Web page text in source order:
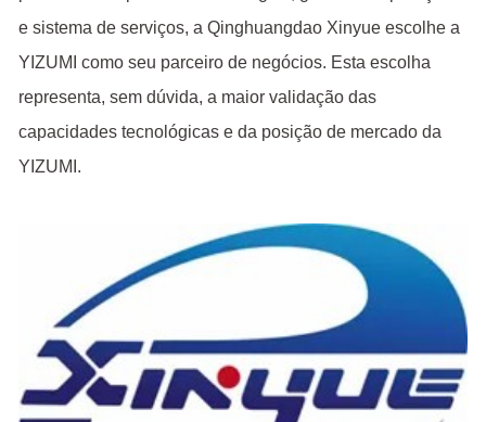
e sistema de serviços, a Qinghuangdao Xinyue escolhe a
YIZUMI como seu parceiro de negócios. Esta escolha
representa, sem dúvida, a maior validação das
capacidades tecnológicas e da posição de mercado da
YIZUMI.